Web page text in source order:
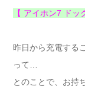
【 アイホン7 ドッ
昨日から充電する
って…
とのことで、お持